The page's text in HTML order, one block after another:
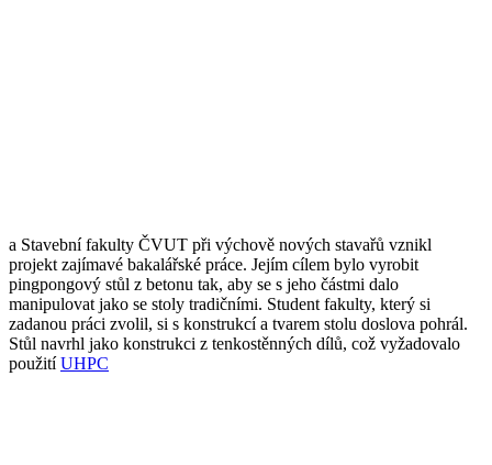
a Stavební fakulty ČVUT při výchově nových stavařů vznikl
projekt zajímavé bakalářské práce. Jejím cílem bylo vyrobit
pingpongový stůl z betonu tak, aby se s jeho částmi dalo
manipulovat jako se stoly tradičními. Student fakulty, který si
zadanou práci zvolil, si s konstrukcí a tvarem stolu doslova pohrál.
Stůl navrhl jako konstrukci z tenkostěnných dílů, což vyžadovalo
použitíUHPC